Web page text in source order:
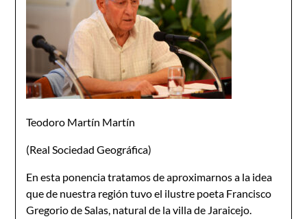
Teodoro Martín Martín
(Real Sociedad Geográfica)
En esta ponencia tratamos de aproximarnos a la idea
que de nuestra región tuvo el ilustre poeta Francisco
Gregorio de Salas, natural de la villa de Jaraicejo.